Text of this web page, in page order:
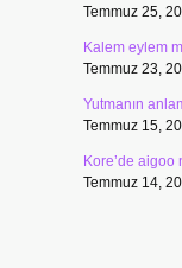
Temmuz 25,
Kalem eylem
Temmuz 23,
Yutmanın
Temmuz 15,
Kore’de aigoo
Temmuz 14,